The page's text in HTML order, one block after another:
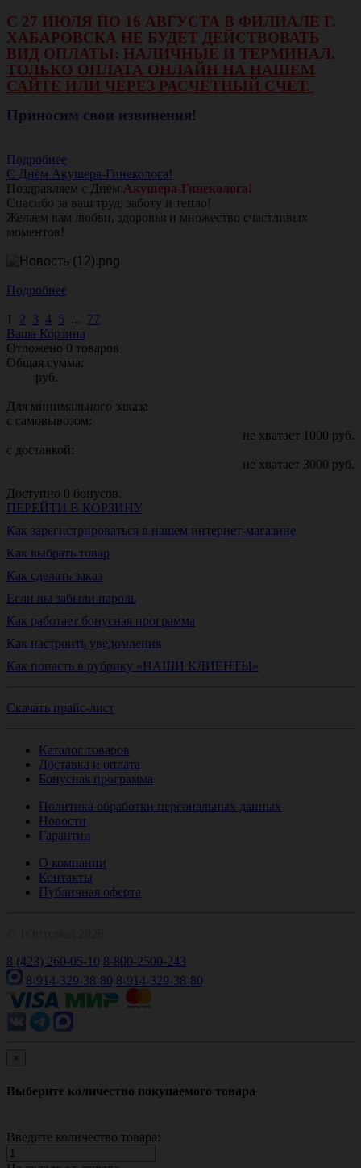
С 27 ИЮЛЯ ПО 16 АВГУСТА В ФИЛИАЛЕ Г.
ХАБАРОВСКА НЕ БУДЕТ ДЕЙСТВОВАТЬ
ВИД ОПЛАТЫ: НАЛИЧНЫЕ И ТЕРМИНАЛ.
ТОЛЬКО ОПЛАТА ОНЛАЙН НА НАШЕМ
САЙТЕ ИЛИ ЧЕРЕЗ РАСЧЕТНЫЙ СЧЕТ.
Приносим свои извинения!
Подробнее
С Днём Акушера-Гинеколога!
Поздравляем с Днём Акушера-Гинеколога!
Спасибо за ваш труд, заботу и тепло!
Желаем вам любви, здоровья и множество счастливых
моментов!
Подробнее
1 2 3 4 5 ... 77
Ваша Корзина
Отложено 0 товаров
Общая сумма:
руб.
Для минимального заказа
с самовывозом:
не хватает 1000 руб.
с доставкой:
не хватает 3000 руб.
Доступно 0 бонусов.
ПЕРЕЙТИ В КОРЗИНУ
Как зарегистрироваться в нашем интернет-магазине
Как выбрать товар
Как сделать заказ
Если вы забыли пароль
Как работает бонусная программа
Как настроить уведомления
Как попасть в рубрику «НАШИ КЛИЕНТЫ»
Скачать прайс-лист
Каталог товаров
Доставка и оплата
Бонусная программа
Политика обработки персональных данных
Новости
Гарантии
О компании
Контакты
Публичная оферта
8 (423) 260-05-10 8-800-2500-243
8-914-329-38-80 8-914-329-38-80
×
Выберите количество покупаемого товара
Введите количество товара: